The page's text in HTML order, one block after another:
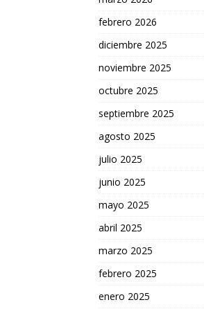
febrero 2026
diciembre 2025
noviembre 2025
octubre 2025
septiembre 2025
agosto 2025
julio 2025
junio 2025
mayo 2025
abril 2025
marzo 2025
febrero 2025
enero 2025